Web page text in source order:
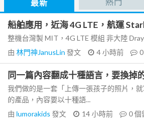
最新
船舶應用，近海 4G LTE，航運
整機台灣製 MIT，4G LTE 模組 非大陸
由 林門神JanusLin 發文 4 小時前 0
同一篇內容翻成十種語言，要換掉
我們做的是一套「上傳一張孩子的照片，就
的產品，內容要以十種語...
由 lumorakids 發文 14 小時前 0個